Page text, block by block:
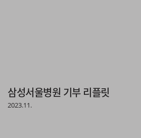
삼성서울병원 기부 리플릿
2023.11.